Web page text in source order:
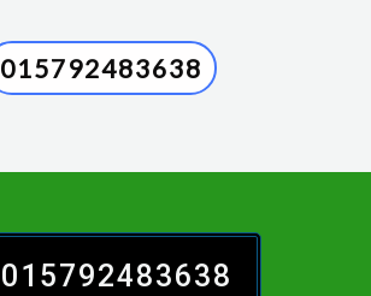
015792483638
015792483638